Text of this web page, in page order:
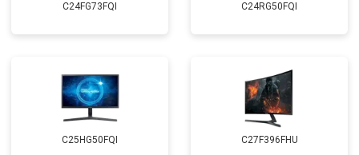
C24FG73FQI C24RG50FQI
C25HG50FQI C27F396FHU